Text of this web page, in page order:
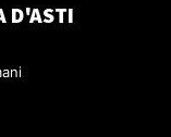
D'ASTI